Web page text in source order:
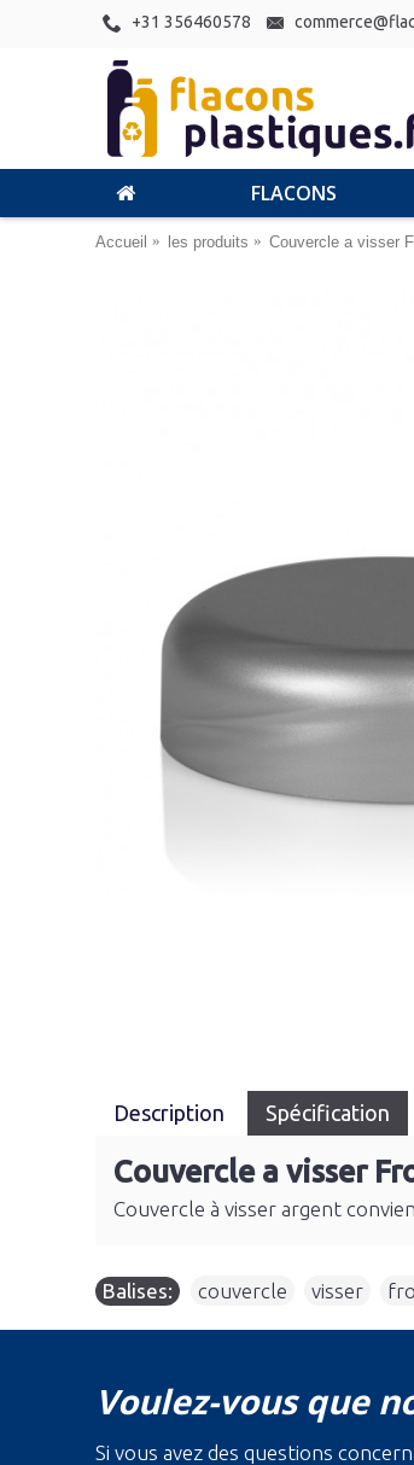
+31 356460578
FLACONS
Accueil les produits Couvercle a visser
Description Spécification
Couvercle a visser
Couvercle à visser argent
Balises: couvercle visser
Voulez-vous que
Si vous avez des questions